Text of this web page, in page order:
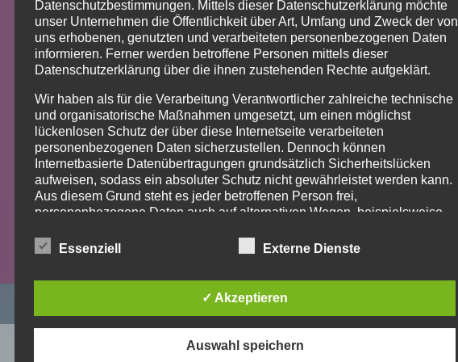
/Person
Gültigkeit: 5 Wochen
/Person
Gültigkeit: 10 Wochen
Datenschutzbestimmungen. Mittels dieser Datenschutzerklärung möchte
unser Unternehmen die Öffentlichkeit über Art, Umfang und Zweck der von
uns erhobenen, genutzten und verarbeiteten personenbezogenen Daten
informieren. Ferner werden betroffene Personen mittels dieser
Datenschutzerklärung über die ihnen zustehenden Rechte aufgeklärt.
Wir haben als für die Verarbeitung Verantwortlicher zahlreiche technische
und organisatorische Maßnahmen umgesetzt, um einen möglichst
lückenlosen Schutz der über diese Internetseite verarbeiteten
personenbezogenen Daten sicherzustellen. Dennoch können
Internetbasierte Datenübertragungen grundsätzlich Sicherheitslücken
aufweisen, sodass ein absoluter Schutz nicht gewährleistet werden kann.
Aus diesem Grund steht es jeder betroffenen Person frei,
personenbezogene Daten auch auf alternativen Wegen, beispielsweise
Datenschutz-Grundverordnung (DS-GVO) verwendet wurden. Unsere
Datenschutzerklärung soll sowohl für die Öffentlichkeit als auch für unsere
Essenziell Externe Dienste
✓ Akzeptieren
Auswahl speichern